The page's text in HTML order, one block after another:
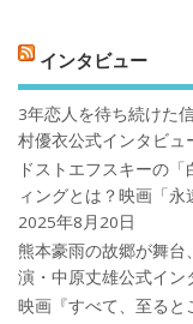
インタビュー
3年恋人を待ち続けた
村優衣公式インタビュ
ドストエフスキーの
ィングとは？映画「
2025年8月20日
熊本豪雨の故郷が舞台
演・中原丈雄公式イン
映画『すべて、至る